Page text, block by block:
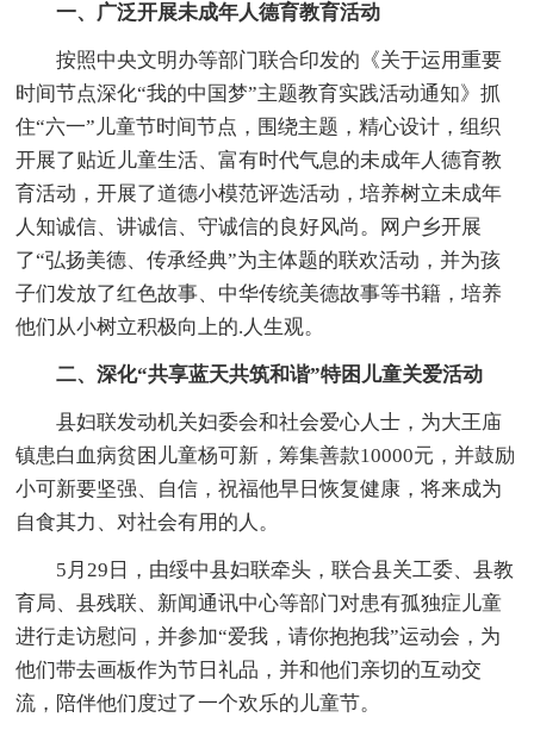
一、广泛开展未成年人德育教育活动
按照中央文明办等部门联合印发的《关于运用重要
时间节点深化“我的中国梦”主题教育实践活动通知》抓
住“六一”儿童节时间节点，围绕主题，精心设计，组织
开展了贴近儿童生活、富有时代气息的未成年人德育教
育活动，开展了道德小模范评选活动，培养树立未成年
人知诚信、讲诚信、守诚信的良好风尚。网户乡开展
了“弘扬美德、传承经典”为主体题的联欢活动，并为孩
子们发放了红色故事、中华传统美德故事等书籍，培养
他们从小树立积极向上的.人生观。
二、深化“共享蓝天共筑和谐”特困儿童关爱活动
县妇联发动机关妇委会和社会爱心人士，为大王庙
镇患白血病贫困儿童杨可新，筹集善款10000元，并鼓励
小可新要坚强、自信，祝福他早日恢复健康，将来成为
自食其力、对社会有用的人。
5月29日，由绥中县妇联牵头，联合县关工委、县教
育局、县残联、新闻通讯中心等部门对患有孤独症儿童
进行走访慰问，并参加“爱我，请你抱抱我”运动会，为
他们带去画板作为节日礼品，并和他们亲切的互动交
流，陪伴他们度过了一个欢乐的儿童节。